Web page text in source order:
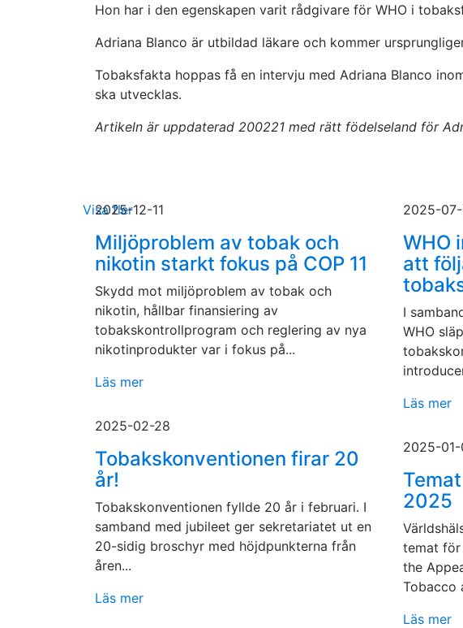
Hon har i den egenskapen varit rådgivare för WHO i
Adriana Blanco är utbildad läkare och kommer
Tobaksfakta hoppas få en intervju med Adriana Blanco
ska utvecklas.
Artikeln är uppdaterad 200221 med rätt födelseland för
2025-12-11
Miljöproblem av tobak och
nikotin starkt fokus på COP 11
Skydd mot miljöproblem av tobak och
nikotin, hållbar finansiering av
tobakskontrollprogram och reglering av nya
nikotinprodukter var i fokus på...
Läs mer
2025-
WHO
att
I
WHO
Läs mer
2025-02-28
Tobakskonventionen firar 20
år!
Tobakskonventionen fyllde 20 år i februari. I
samband med jubileet ger sekretariatet ut en
20-sidig broschyr med höjdpunkterna från
åren...
Läs mer
2025-
2025
temat för
the
Tobacco
Läs mer
Visa fler